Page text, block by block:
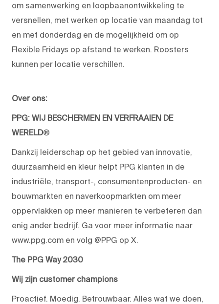
om samenwerking en loopbaanontwikkeling te
versnellen, met werken op locatie van maandag tot
en met donderdag en de mogelijkheid om op
Flexible Fridays op afstand te werken. Roosters
kunnen per locatie verschillen.
Over ons:
PPG: WIJ BESCHERMEN EN VERFRAAIEN DE
WERELD®
Dankzij leiderschap op het gebied van innovatie,
duurzaamheid en kleur helpt PPG klanten in de
industriële, transport-, consumentenproducten- en
bouwmarkten en naverkoopmarkten om meer
oppervlakken op meer manieren te verbeteren dan
enig ander bedrijf. Ga voor meer informatie naar
www.ppg.com en volg @PPG op X.
The PPG Way 2030
Wij zijn customer champions
Proactief. Moedig. Betrouwbaar. Alles wat we doen,